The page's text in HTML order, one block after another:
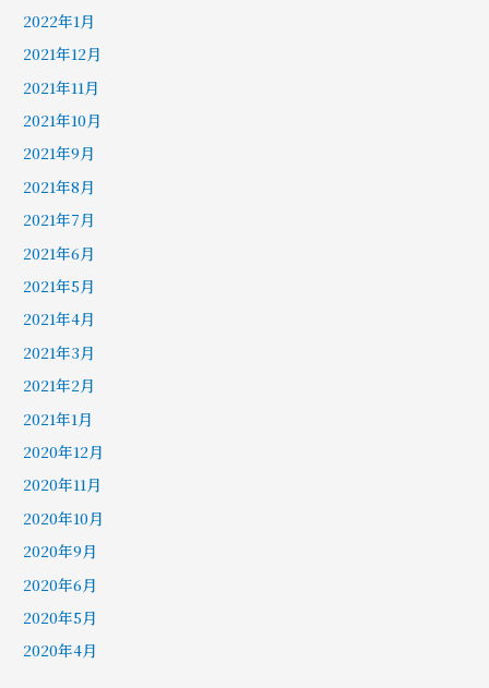
2022年1月
2021年12月
2021年11月
2021年10月
2021年9月
2021年8月
2021年7月
2021年6月
2021年5月
2021年4月
2021年3月
2021年2月
2021年1月
2020年12月
2020年11月
2020年10月
2020年9月
2020年6月
2020年5月
2020年4月